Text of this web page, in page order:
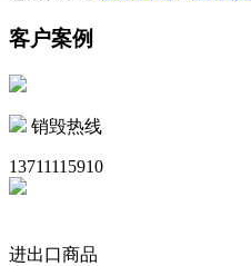
客户案例
销毁热线
13711115910
进出口商品